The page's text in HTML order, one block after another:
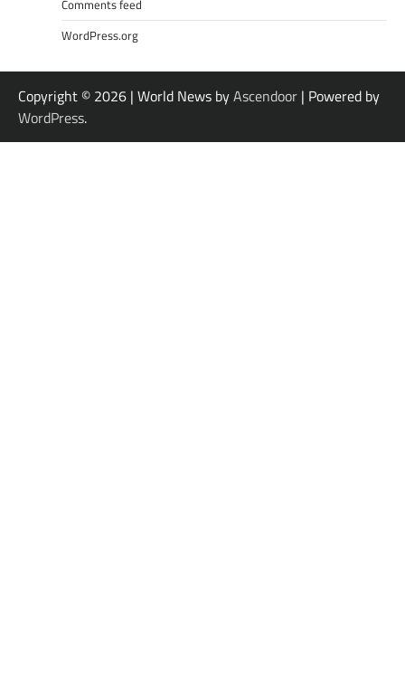
Comments feed
WordPress.org
Copyright © 2026 | World News byAscendoor | Powered by
WordPress.